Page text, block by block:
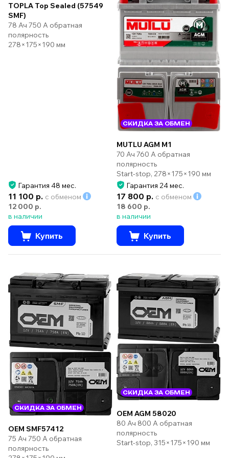
TOPLA Top Sealed (57549
SMF)
78 Ач 750 А обратная
полярность
278×175×190 мм
Гарантия 48 мес.
11 100 р. с обменом
12 000 р.
в наличии
Купить
СКИДКА ЗА ОБМЕН
MUTLU AGM M1
70 Ач 760 А обратная
полярность
Start-stop, 278×175×190 мм
Гарантия 24 мес.
17 800 р. с обменом
18 600 р.
в наличии
Купить
СКИДКА ЗА ОБМЕН
OEM SMF57412
75 Ач 750 А обратная
полярность
СКИДКА ЗА ОБМЕН
OEM AGM 58020
80 Ач 800 А обратная
полярность
Start-stop, 315×175×190 мм